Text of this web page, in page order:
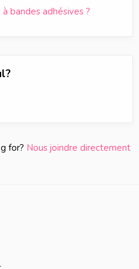
bandes adhésives ?
for? Nous joindre directement